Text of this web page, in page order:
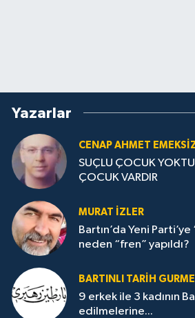
Yazarlar
CENAP AHMET
SUÇLU ÇOCUK
ÇOCUK VARDIR
MURAT İZLER
Bartın’da Yeni
neden “fren” yapıldı?
BARTINLI TARIH
9 erkek ile 3 kadının
edilmelerine...